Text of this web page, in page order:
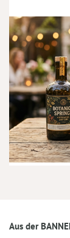
Aus der